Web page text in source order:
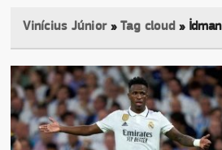
Vinícius Júnior» Tag cloud» İdman